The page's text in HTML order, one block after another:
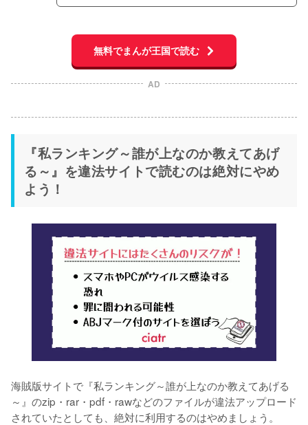
無料でまんが王国で読む
AD
『私ランキング～誰が上なのか教えてあげ
る～』を違法サイトで読むのは絶対にやめ
よう！
海賊版サイトで『私ランキング～誰が上なのか教えてあげる
～』のzip・rar・pdf・rawなどのファイルが違法アップロード
されていたとしても、絶対に利用するのはやめましょう。